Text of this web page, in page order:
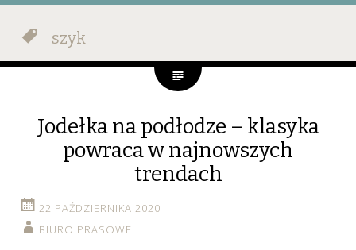
szyk
Jodełka na podłodze – klasyka
powraca w najnowszych
trendach
22 PAŹDZIERNIKA 2020
BIURO PRASOWE